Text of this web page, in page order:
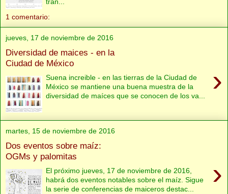
tran...
1 comentario:
jueves, 17 de noviembre de 2016
Diversidad de maices - en la
Ciudad de México
›
Suena increible - en las tierras de la Ciudad de
México se mantiene una buena muestra de la
diversidad de maíces que se conocen de los va...
martes, 15 de noviembre de 2016
Dos eventos sobre maíz:
OGMs y palomitas
›
El próximo jueves, 17 de noviembre de 2016,
habrá dos eventos notables sobre el maíz. Sigue
la serie de conferencias de maiceros destac...